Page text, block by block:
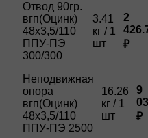
Отвод 90гр.
вгп(Оцинк)
48х3,5/110
ППУ-ПЭ
300/300
3.41
кг / 1
шт
2
₽
Неподвижная
опора
вгп(Оцинк)
48х3,5/110
ППУ-ПЭ 2500
16.26
кг / 1
шт
9
₽